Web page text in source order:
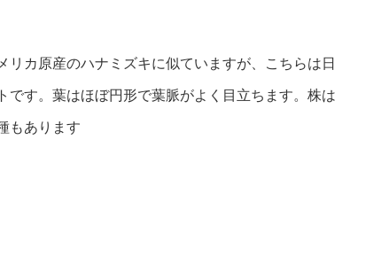
カ原産のハナミズキに似ていますが、こちらは日
す。葉はほぼ円形で葉脈がよく目立ちます。株は
もあります